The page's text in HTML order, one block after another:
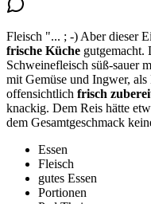
Fleisch "... ; -) Aber dieser
frische Küche gutgemacht.
Schweinefleisch süß-sauer
mit Gemüse und Ingwer,
offensichtlich frisch
knackig. Dem Reis hätte
dem Gesamtgeschmack
Essen
Fleisch
gutes Essen
Portionen